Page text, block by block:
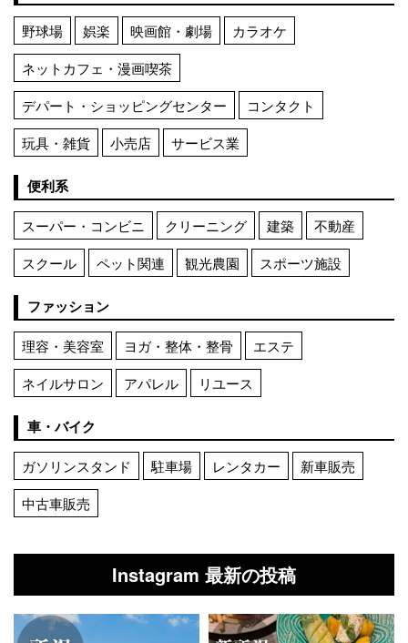
野球場 娯楽 映画館・劇場
カラオケ
ネットカフェ・漫画喫茶
デパート・ショッピングセンター
コンタクト
玩具・雑貨
小売店 サービス業
便利系
スーパー・コンビニ クリーニング 建築
不動産
スクール
ペット関連 観光農園 スポーツ施設
ファッション
理容・美容室 ヨガ・整体・整骨
エステ
ネイルサロン
アパレル リユース
車・バイク
ガソリンスタンド 駐車場 レンタカー
新車販売
中古車販売
Instagram 最新の投稿